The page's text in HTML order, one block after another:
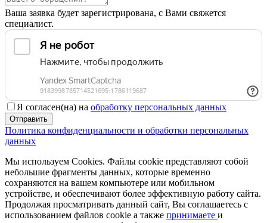
Ваша заявка будет зарегистрирована, с Вами свяжется
специалист.
Я согласен(на) на обработку персональных данных
Отправить
Политика конфиденциальности и обработки персональных
данных
Мы используем Cookies. Файлы cookie представляют собой
небольшие фрагменты данных, которые временно
сохраняются на вашем компьютере или мобильном
устройстве, и обеспечивают более эффективную работу сайта.
Продолжая просматривать данный сайт, Вы соглашаетесь с
использованием файлов cookie а также принимаете и